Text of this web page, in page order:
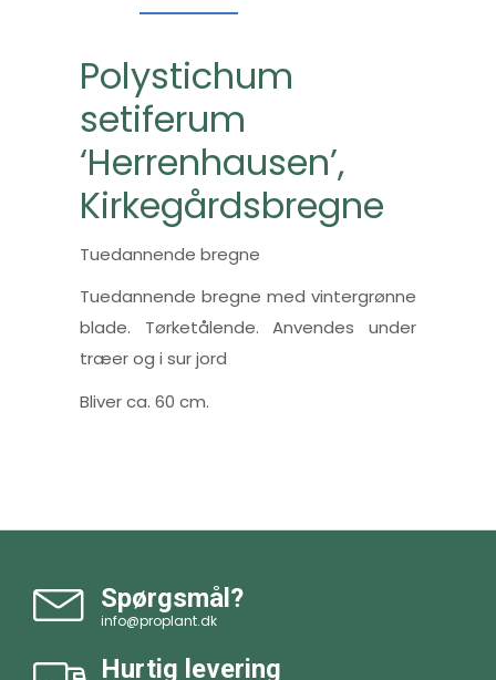
Polystichum
setiferum
‘Herrenhausen’,
Kirkegårdsbregne
Tuedannende bregne
Tuedannende bregne med vintergrønne
blade. Tørketålende. Anvendes under
træer og i sur jord
Bliver ca. 60 cm.
Spørgsmål?
info@proplant.dk
Hurtig levering